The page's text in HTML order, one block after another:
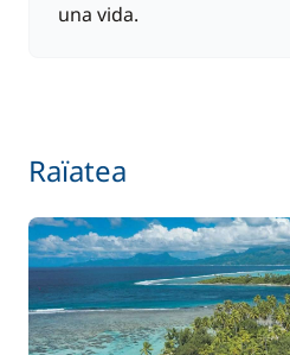
una vida.
Raïatea